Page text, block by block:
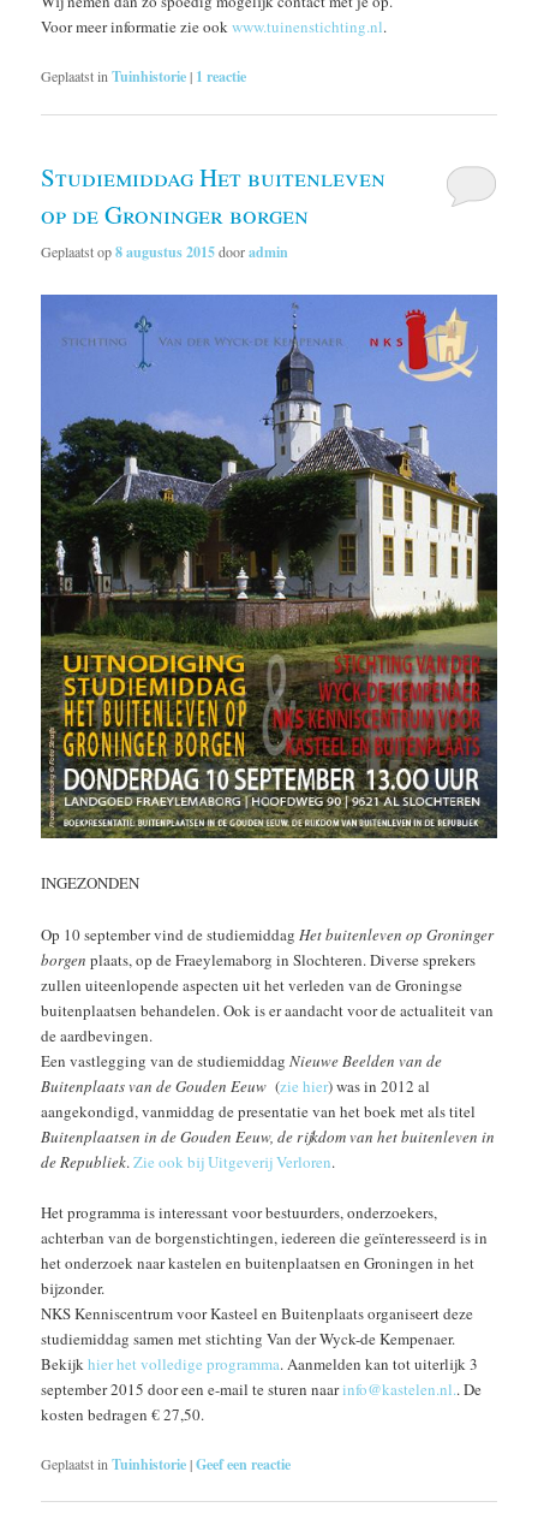
Voor meer informatie zie ookwww.tuinenstichting.nl.
Geplaatst inTuinhistorie| 1 reactie
Studiemiddag Het buitenleven
op de Groninger borgen
Geplaatst op8 augustus 2015dooradmin
INGEZONDEN
Op 10 september vind de studiemiddag Het buitenleven op Groninger
borgen plaats, op de Fraeylemaborg in Slochteren. Diverse sprekers
zullen uiteenlopende aspecten uit het verleden van de Groningse
buitenplaatsen behandelen. Ook is er aandacht voor de actualiteit van
de aardbevingen.
Een vastlegging van de studiemiddagNieuwe Beelden van de
Buitenplaats van de Gouden Eeuw (zie hier) was in 2012 al
aangekondigd, vanmiddag de presentatie van het boek met als titel
Buitenplaatsen in de Gouden Eeuw, de rijkdom van het buitenleven in
de Republiek.Zie ook bij Uitgeverij Verloren.
Het programma is interessant voor bestuurders, onderzoekers,
achterban van de borgenstichtingen, iedereen die geïnteresseerd is in
het onderzoek naar kastelen en buitenplaatsen en Groningen in het
bijzonder.
NKS Kenniscentrum voor Kasteel en Buitenplaats organiseert deze
studiemiddag samen met stichting Van der Wyck-de Kempenaer.
Bekijkhier het volledige programma. Aanmelden kan tot uiterlijk 3
september 2015 door een e-mail te sturen naarinfo@kastelen.nl.. De
kosten bedragen € 27,50.
Geplaatst in Tuinhistorie|Geef een reactie